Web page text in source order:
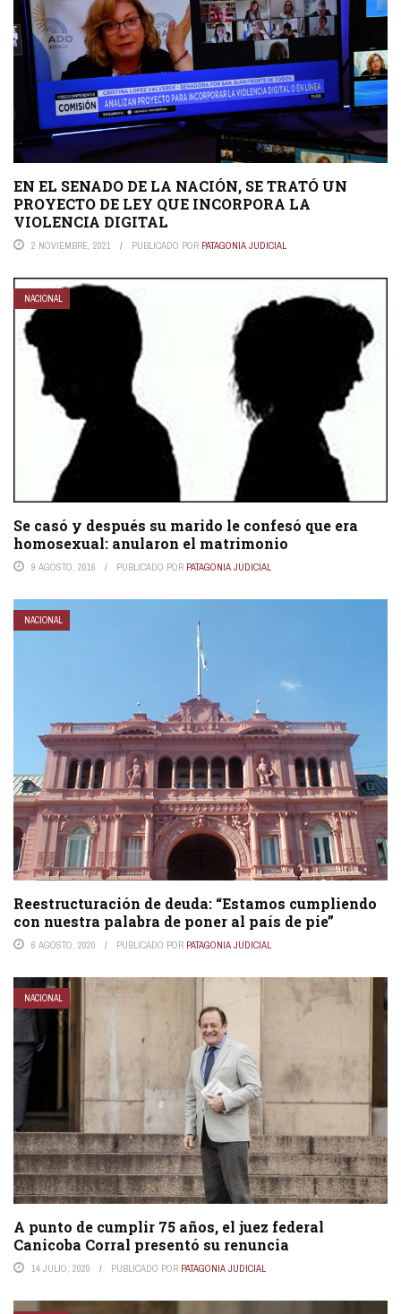
EN EL SENADO DE LA NACIÓN, SE TRATÓ UN
PROYECTO DE LEY QUE INCORPORA LA
VIOLENCIA DIGITAL
2 NOVIEMBRE, 2021 PUBLICADO POR PATAGONIA JUDICIAL
NACIONAL
Se casó y después su marido le confesó que era
homosexual: anularon el matrimonio
9 AGOSTO, 2016 PUBLICADO POR PATAGONIA JUDICIAL
NACIONAL
Reestructuración de deuda: “Estamos cumpliendo
con nuestra palabra de poner al país de pie”
6 AGOSTO, 2020 PUBLICADO POR PATAGONIA JUDICIAL
NACIONAL
A punto de cumplir 75 años, el juez federal
Canicoba Corral presentó su renuncia
14 JULIO, 2020 PUBLICADO POR PATAGONIA JUDICIAL